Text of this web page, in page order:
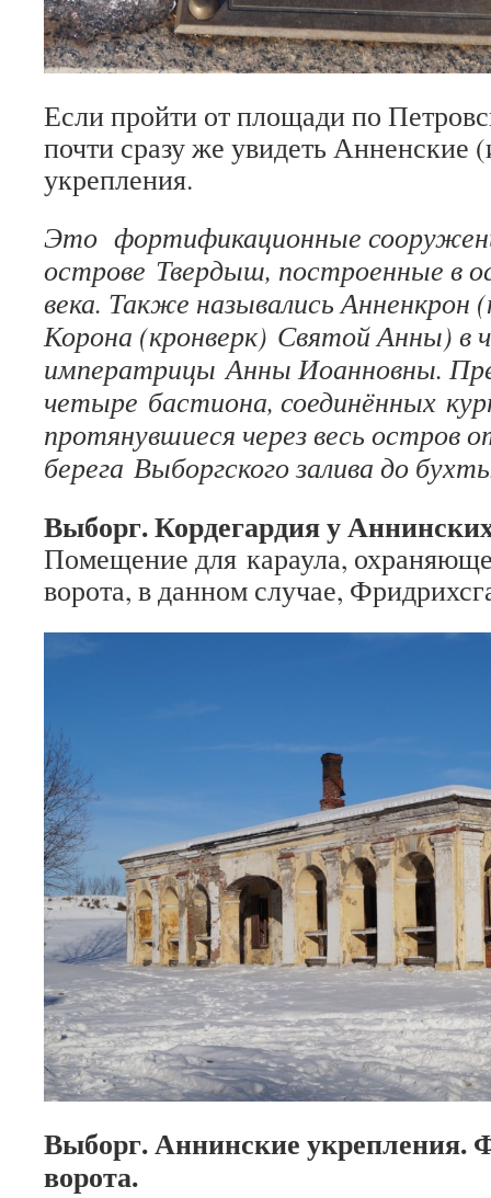
Если пройти от площади по
почти сразу же увидеть Анненские
укрепления.
Это фортификационные
острове Твердыш, построенные в
века. Также назывались Анненкрон
Корона (кронверк) Святой Анны) в
императрицы Анны Иоанновны.
четыре бастиона, соединённых
протянувшиеся через весь остров
берега Выборгского залива до
Выборг. Кордегардия у
Помещение для караула,
ворота, в данном случае,
Выборг. Аннинские укрепления.
ворота.